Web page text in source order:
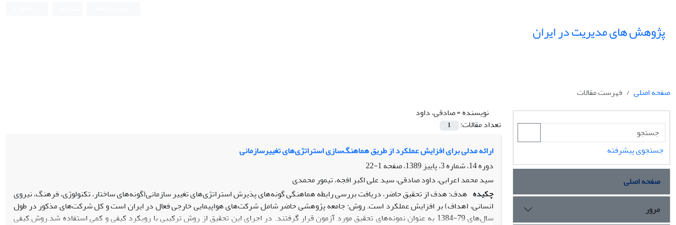
پژوهش های مدیریت در ایران
صفحه اصلی
فهرست مقالات
نویسنده =صادقی، داود
تعداد مقالات:
1
ارائه مدلی برای افزایش عملکرد از طریق هماهنگ‌سازی ‏استراتژی‌های تغییرسازمانی
دوره 14، شماره 3، پاییز 1389، صفحه
1-22
سید محمد اعرابی، داود صادقی، سید علی اکبر افجه، تیمور محمدی
چکیده هدف: هدف از تحقیق حاضر، دریافت بررسی رابطه هماهنگی گونه‌های پذیرش استراتژی‌های تغییر ‏سازمانی(گونه‌های ساختار، تکنولوژی، فرهنگ، نیروی
انسانی، اهداف) بر افزایش عملکرد است.‏ روش: جامعه پژوهشی حاضر شامل شرکت‌های هواپیمایی خارجی فعال در ایران است و کل ‏شرکت‌های مذکور در طول
سال‌های 79-1384 به عنوان نمونه‌های تحقیق مورد آزمون قرار گرفتند.‏ در اجرای این تحقیق از روش ترکیبی با رویکرد کیفی و کمی استفاده ‌شد.روش کیفی
جستجوی پیشرفته
صفحه اصلی
مرور